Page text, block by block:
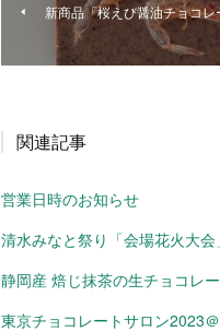
新商品「桜えび醤油チョコレ
関連記事
営業日時のお知らせ
清水みなと祭り「会場花火大
静岡産 焙じ抹茶の生チョコレ
東京チョコレートサロン2023